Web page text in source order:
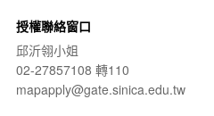
授權聯絡窗口
邱沂翎小姐
02-27857108 轉110
mapapply@gate.sinica.edu.tw